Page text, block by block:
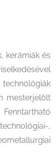
kerámiák és
mesterjelölt
,